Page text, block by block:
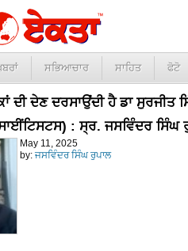
ਸਭਿਆਚਾਰ ਸਾਹਿਤ ਫੋਟੋ
ਦੀ ਦੇਣ ਦਰਸਾਉਂਦੀ ਹੈ ਡਾ
: ਸ੍ਰ. ਜਸਵਿੰਦਰ ਸਿੰਘ
May 11, 2025
by: ਜਸਵਿੰਦਰ ਸਿੰਘ ਰੁਪਾਲ